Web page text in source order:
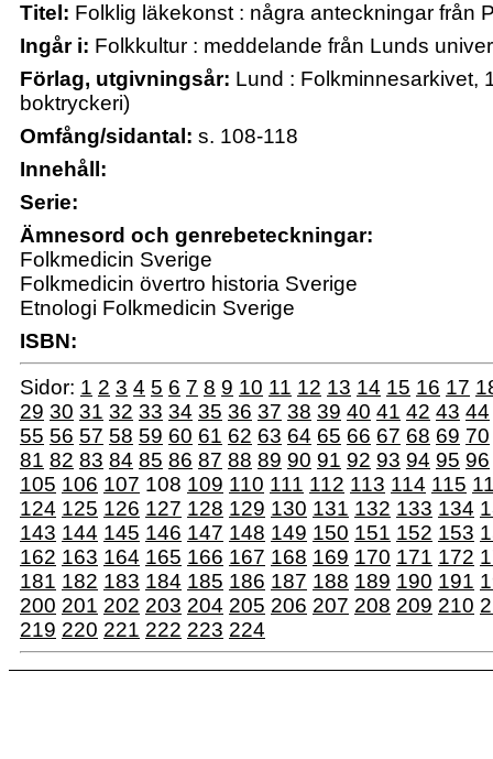
Titel: Folklig läkekonst : några anteckningar från
Ingår i: Folkkultur : meddelande från Lunds
Förlag, utgivningsår: Lund : Folkminnesarkivet,
boktryckeri)
Omfång/sidantal: s. 108-118
Innehåll:
Serie:
Ämnesord och genrebeteckningar:
Folkmedicin Sverige
Folkmedicin övertro historia Sverige
Etnologi Folkmedicin Sverige
ISBN:
Sidor: 1 2 3 4 5 6 7 8 9 10 11 12 13 14 15 16 17
29 30 31 32 33 34 35 36 37 38 39 40 41 42 43 44
55 56 57 58 59 60 61 62 63 64 65 66 67 68 69 70
81 82 83 84 85 86 87 88 89 90 91 92 93 94 95 96
105 106 107 108 109 110 111 112 113 114 115
124 125 126 127 128 129 130 131 132 133 134
143 144 145 146 147 148 149 150 151 152 153
162 163 164 165 166 167 168 169 170 171 172
181 182 183 184 185 186 187 188 189 190 191
200 201 202 203 204 205 206 207 208 209 210
219 220 221 222 223 224